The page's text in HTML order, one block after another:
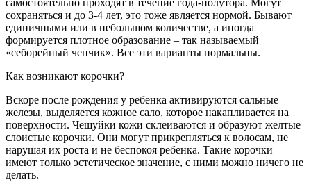
самостоятельно проходят в течение года-полутора. Могут
сохраняться и до 3-4 лет, это тоже является нормой. Бывают
единичными или в небольшом количестве, а иногда
формируется плотное образование – так называемый
«себорейный чепчик». Все эти варианты нормальны.
Как возникают корочки?
Вскоре после рождения у ребенка активируются сальные
железы, выделяется кожное сало, которое накапливается на
поверхности. Чешуйки кожи склеиваются и образуют желтые
слоистые корочки. Они могут прикрепляться к волосам, не
нарушая их роста и не беспокоя ребенка. Такие корочки
имеют только эстетическое значение, с ними можно ничего не
делать.